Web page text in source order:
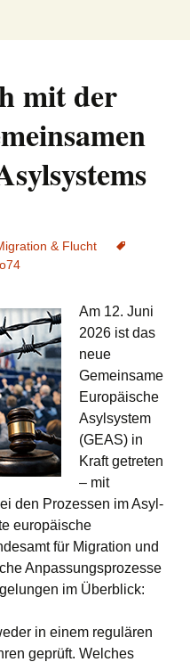
und mit Bezug
mit der
& Flucht
Am 12. Juni
2026 ist das
neue
Gemeinsame
Europäische
Asylsystem
(GEAS) in
Kraft getreten
– mit
den Prozessen im Asyl-
europäische
für Migration und
Anpassungsprozesse
im Überblick:
in einem regulären
geprüft. Welches